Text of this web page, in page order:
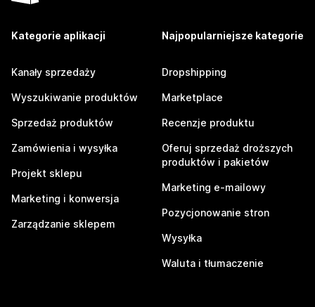
Kategorie aplikacji
Kanały sprzedaży
Wyszukiwanie produktów
Sprzedaż produktów
Zamówienia i wysyłka
Projekt sklepu
Marketing i konwersja
Zarządzanie sklepem
Najpopularniejsze kategorie
Dropshipping
Marketplace
Recenzje produktu
Oferuj sprzedaż droższych
produktów i pakietów
Marketing e-mailowy
Pozycjonowanie stron
Wysyłka
Waluta i tłumaczenie